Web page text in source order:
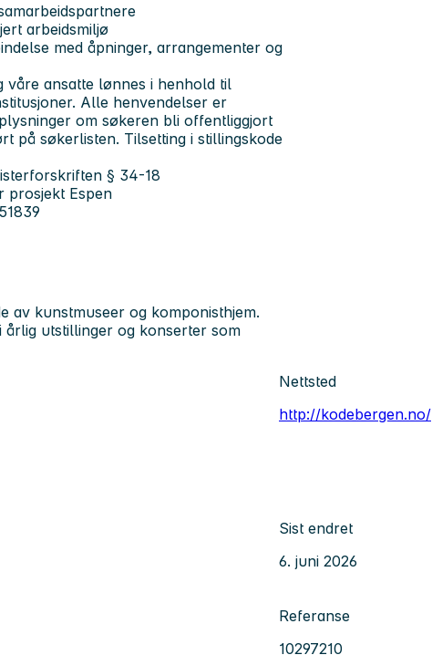
arbeidsmiljø
med åpninger, arrangementer og
våre ansatte lønnes i henhold til
Alle henvendelser er
om søkeren bli offentliggjort
på søkerlisten. Tilsetting i stillingskode
§ 34-18
prosjekt Espen
av kunstmuseer og komponisthjem.
årlig utstillinger og konserter som
Nettsted
http://kodebergen.no/
Sist endret
6. juni 2026
Referanse
10297210